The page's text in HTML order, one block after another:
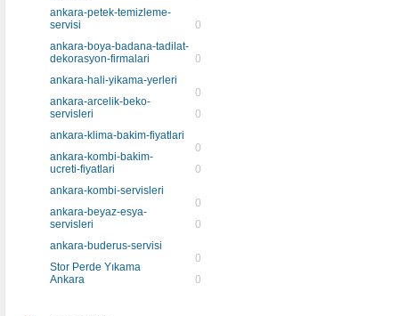
ankara-petek-temizleme-
servisi
0
ankara-boya-badana-tadilat-
dekorasyon-firmalari
0
ankara-hali-yikama-yerleri
0
ankara-arcelik-beko-
servisleri
0
ankara-klima-bakim-fiyatlari
0
ankara-kombi-bakim-
ucreti-fiyatlari
0
ankara-kombi-servisleri
0
ankara-beyaz-esya-
servisleri
0
ankara-buderus-servisi
0
Stor Perde Yıkama
Ankara
0